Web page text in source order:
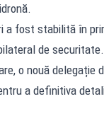
a fost stabilită în
de
o nouă delegație
a definitiva